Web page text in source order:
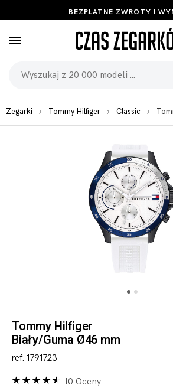
BEZPŁATNE ZWROTY I
Zegarki Tommy Hilfiger Classic
Tommy Hilfiger
Biały/Guma Ø46 mm
ref. 1791723
10 Oceny